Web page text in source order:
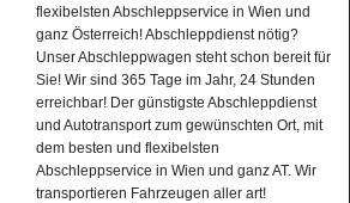
flexibelsten Abschleppservice in Wien und
ganz Österreich! Abschleppdienst nötig?
Unser Abschleppwagen steht schon bereit für
Sie! Wir sind 365 Tage im Jahr, 24 Stunden
erreichbar! Der günstigste Abschleppdienst
und Autotransport zum gewünschten Ort, mit
dem besten und flexibelsten
Abschleppservice in Wien und ganz AT. Wir
transportieren Fahrzeugen aller art!